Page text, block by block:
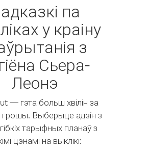
па
у краіну
з
Сьера-
Леонэ
— гэта больш хвілін за
Выберыце адзін з
тарыфных планаў з
цэнамі на выклікі: